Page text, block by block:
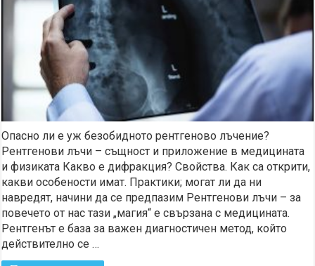
Опасно ли е уж безобидното рентгеново лъчение?
Рентгенови лъчи – същност и приложение в медицината
и физиката Какво е дифракция? Свойства. Как са открити,
какви особености имат. Практики; могат ли да ни
навредят, начини да се предпазим Рентгенови лъчи – за
повечето от нас тази „магия“ е свързана с медицината.
Рентгенът е база за важен диагностичен метод, който
действително се …